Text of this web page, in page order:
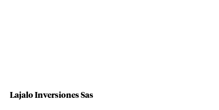
Lajalo Inversiones Sas